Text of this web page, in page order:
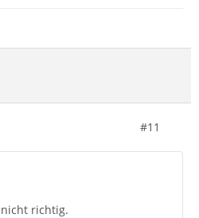
#11
nicht richtig.